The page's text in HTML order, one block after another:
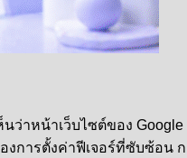
นว่าหน้าเว็บไซต์ของ
การตั้งค่าฟีเจอร์ที่ซับซ้อ